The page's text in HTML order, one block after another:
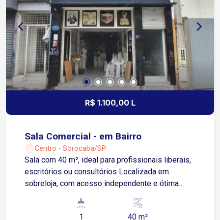
R$ 1.100,00 L
Sala Comercial - em Bairro
Centro - Sorocaba/SP
Sala com 40 m², ideal para profissionais liberais,
escritórios ou consultórios Localizada em
sobreloja, com acesso independente e ótima
Sistema de interfone, oferecendo maior
1 40 m²